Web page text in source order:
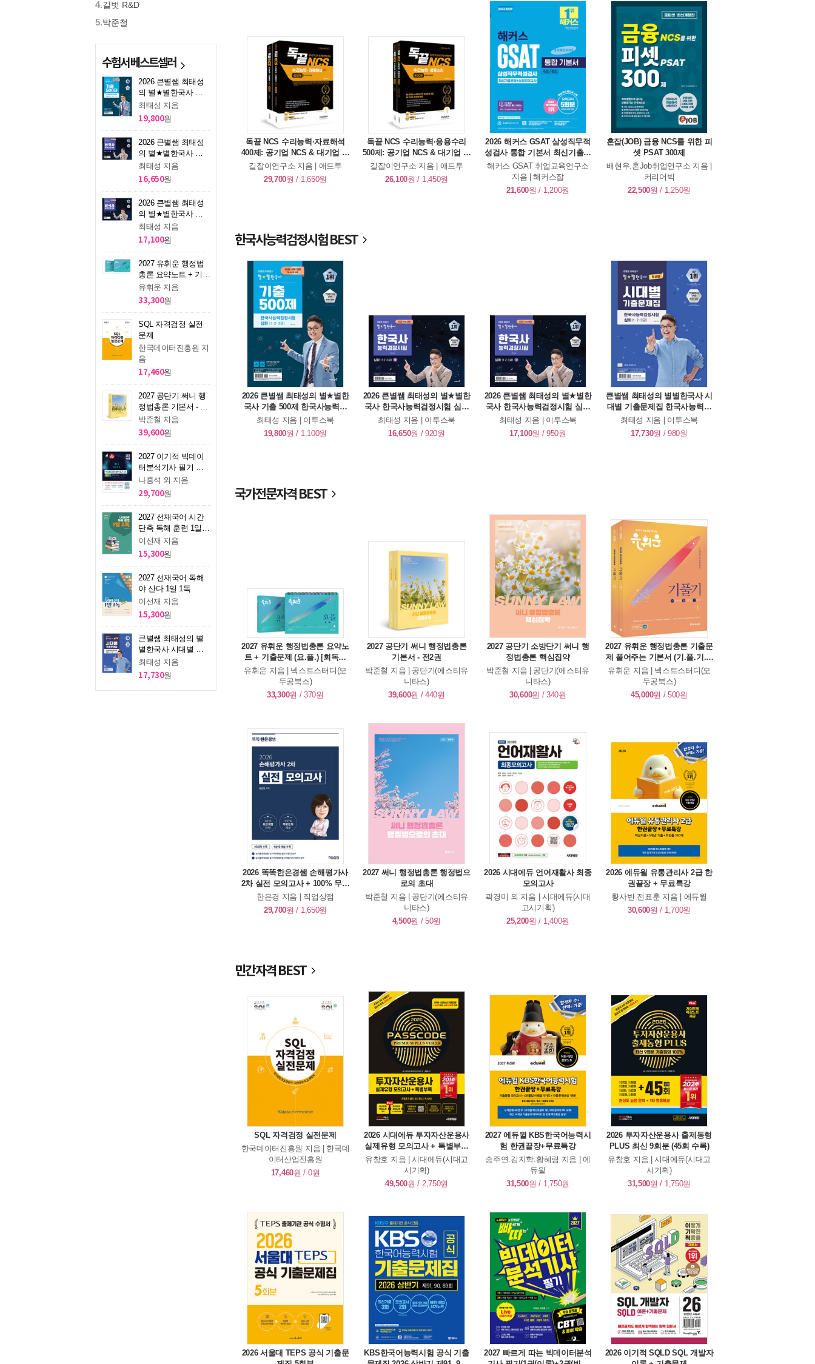
4.길벗 R&D
5.박준철
수험서 베스트셀러
2026 큰별쌤 최태성
의 별★별한국사 기
출 500제 한국사능력
검정시험 심화 (1, 2,
3급)
최태성 지음
19,800원
2026 큰별쌤 최태성
의 별★별한국사 한
국사능력검정시험 심
화(1, 2, 3급) 하
최태성 지음
16,650원
2026 큰별쌤 최태성
의 별★별한국사 한
국사능력검정시험 심
화(1, 2, 3급) 상
최태성 지음
17,100원
2027 유휘운 행정법
총론 요약노트 + 기출
문제 (요.플.) [회독용
암기 APP 제공]
유휘운 지음
33,300원
SQL 자격검정 실전
문제
한국데이터진흥원 지
음
17,460원
2027 공단기 써니 행
정법총론 기본서 - 전
2권
박준철 지음
39,600원
2027 이기적 빅데이
터분석기사 필기 기
본서
나홍석 외 지음
29,700원
2027 선재국어 시간
단축 독해 훈련 1일 3
독
이선재 지음
15,300원
2027 선재국어 독해
야 산다 1일 1독
이선재 지음
15,300원
큰별쌤 최태성의 별
별한국사 시대별 기
출문제집 한국사능력
검정시험 심화(1,2,3
최태성 지음
17,730원
독끝 NCS 수리능력·자료해석
400제: 공기업 NCS & 대기업 인
적성 & PSAT 대비 - 전2권
길잡이연구소 지음 | 애드투
29,700원 / 1,650원
독끝 NCS 수리능력·응용수리
500제: 공기업 NCS & 대기업 인
적성 대비 - 전2권
길잡이연구소 지음 | 애드투
26,100원 / 1,450원
2026 해커스 GSAT 삼성직무적
성검사 통합 기본서 최신기출유
형 + 실전모의고사 (수리/추리)
해커스 GSAT 취업교육연구소
지음 | 해커스잡
21,600원 / 1,200원
혼잡(JOB) 금융 NCS를 위한 피
셋 PSAT 300제
배현우.혼Job취업연구소 지음 |
커리어빅
22,500원 / 1,250원
한국사능력검정시험 BEST
2026 큰별쌤 최태성의 별★별한
국사 기출 500제 한국사능력검
정시험 심화 (1, 2, 3급)
최태성 지음 | 이투스북
19,800원 / 1,100원
2026 큰별쌤 최태성의 별★별한
국사 한국사능력검정시험 심화
(1, 2, 3급) 하
최태성 지음 | 이투스북
16,650원 / 920원
2026 큰별쌤 최태성의 별★별한
국사 한국사능력검정시험 심화
(1, 2, 3급) 상
최태성 지음 | 이투스북
17,100원 / 950원
큰별쌤 최태성의 별별한국사 시
대별 기출문제집 한국사능력검
정시험 심화(1,2,3급)
최태성 지음 | 이투스북
17,730원 / 980원
국가전문자격 BEST
2027 유휘운 행정법총론 요약노
트 + 기출문제 (요.플.) [회독용
암기 APP 제공]
유휘운 지음 | 넥스트스터디(모
두공북스)
33,300원 / 370원
2027 공단기 써니 행정법총론
기본서 - 전2권
박준철 지음 | 공단기(에스티유
니타스)
39,600원 / 440원
2027 공단기 소방단기 써니 행
정법총론 핵심집약
박준철 지음 | 공단기(에스티유
니타스)
30,600원 / 340원
2027 유휘운 행정법총론 기출문
제 풀어주는 기본서 (기.풀.기.) -
전2권 [회독용 암기 APP 제공]
유휘운 지음 | 넥스트스터디(모
두공북스)
45,000원 / 500원
2026 똑똑한은경쌤 손해평가사
2차 실전 모의고사 + 100% 무료
강의
한은경 지음 | 직업상점
29,700원 / 1,650원
2027 써니 행정법총론 행정법으
로의 초대
박준철 지음 | 공단기(에스티유
니타스)
4,500원 / 50원
2026 시대에듀 언어재활사 최종
모의고사
곽경미 외 지음 | 시대에듀(시대
고시기획)
25,200원 / 1,400원
2026 에듀윌 유통관리사 2급 한
권끝장 + 무료특강
황사빈.전표훈 지음 | 에듀윌
30,600원 / 1,700원
민간자격 BEST
SQL 자격검정 실전문제
한국데이터진흥원 지음 | 한국데
이터산업진흥원
17,460원 / 0원
2026 시대에듀 투자자산운용사
실제유형 모의고사 + 특별부록
PASSCODE Premium Plus
ver 3.0
유창호 지음 | 시대에듀(시대고
시기획)
49,500원 / 2,750원
2027 에듀윌 KBS한국어능력시
험 한권끝장+무료특강
송주연.김지학.황혜림 지음 | 에
듀윌
31,500원 / 1,750원
2026 투자자산운용사 출제동형
PLUS 최신 9회분 (45회 수록)
유창호 지음 | 시대에듀(시대고
시기획)
31,500원 / 1,750원
2026 서울대 TEPS 공식 기출문
KBS한국어능력시험 공식 기출
2027 빠르게 따는 빅데이터분석
2026 이기적 SQLD SQL 개발자